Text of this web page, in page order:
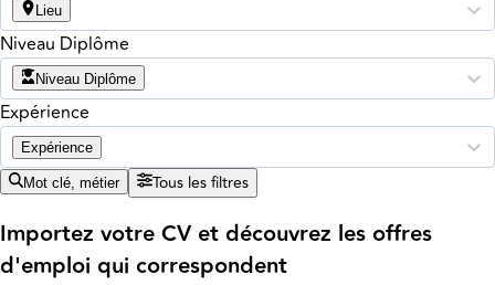
Lieu
Niveau Diplôme
Niveau Diplôme
Expérience
Expérience
Mot clé, métier Tous les filtres
Importez votre CV et découvrez les offres
d'emploi qui correspondent